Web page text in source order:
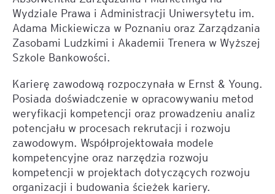
Wydziale Prawa i Administracji Uniwersytetu im.
Adama Mickiewicza w Poznaniu oraz Zarządzania
Zasobami Ludzkimi i Akademii Trenera w Wyższej
Szkole Bankowości.
Karierę zawodową rozpoczynała w Ernst & Young.
Posiada doświadczenie w opracowywaniu metod
weryfikacji kompetencji oraz prowadzeniu analiz
potencjału w procesach rekrutacji i rozwoju
zawodowym. Współprojektowała modele
kompetencyjne oraz narzędzia rozwoju
kompetencji w projektach dotyczących rozwoju
organizacji i budowania ścieżek kariery.